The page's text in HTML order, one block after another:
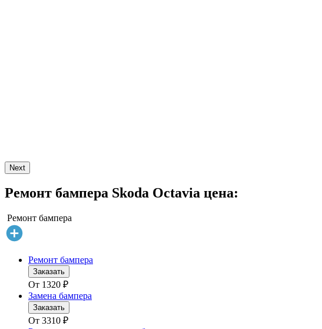
Next
Ремонт бампера Skoda Octavia цена:
Ремонт бампера
Ремонт бампера
Заказать
От 1320 ₽
Замена бампера
Заказать
От 3310 ₽